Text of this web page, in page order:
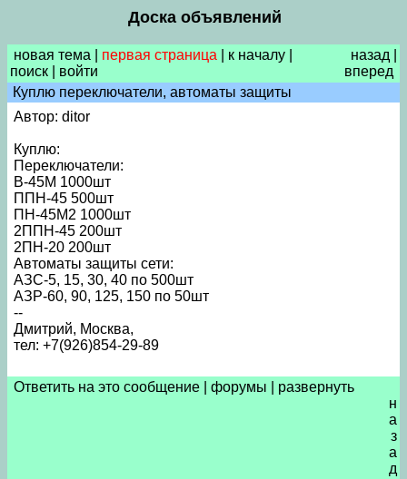
Доска объявлений
новая тема первая страница к началу
поиск
войти
назад
вперед
Куплю переключатели, автоматы защиты
Автор: ditor
Куплю:
Переключатели:
В-45М 1000шт
ППН-45 500шт
ПН-45М2 1000шт
2ППН-45 200шт
2ПН-20 200шт
Автоматы защиты сети:
АЗС-5, 15, 30, 40 по 500шт
АЗР-60, 90, 125, 150 по 50шт
--
Дмитрий, Москва,
тел: +7(926)854-29-89
Ответить на это сообщение форумы
развернуть
н
а
з
а
д